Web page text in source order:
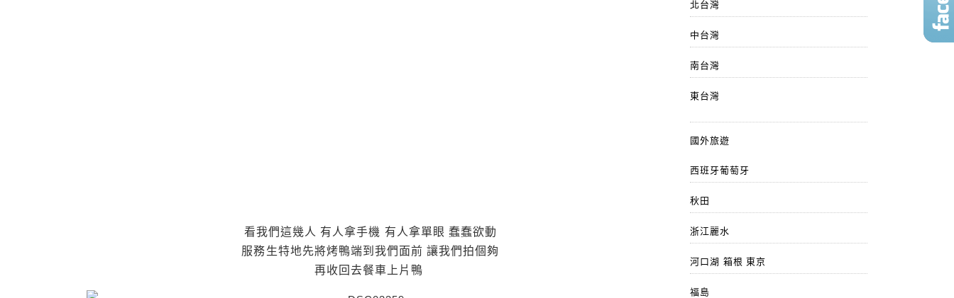
看我們這幾人 有人拿手機 有人拿單眼 蠢蠢欲動
服務生特地先將烤鴨端到我們面前 讓我們拍個夠
再收回去餐車上片鴨
北台灣
中台灣
南台灣
東台灣
國外旅遊
西班牙葡萄牙
秋田
浙江麗水
河口湖 箱根 東京
福島